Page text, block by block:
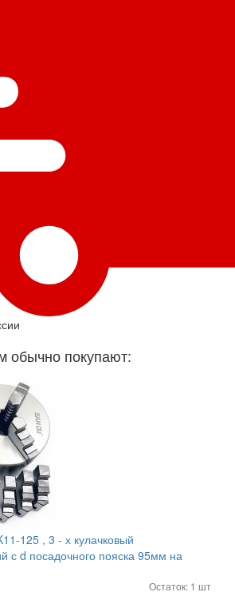
обычно покупают:
125 , 3 - х кулачковый
с d посадочного пояска 95мм на
Остаток: 1 шт